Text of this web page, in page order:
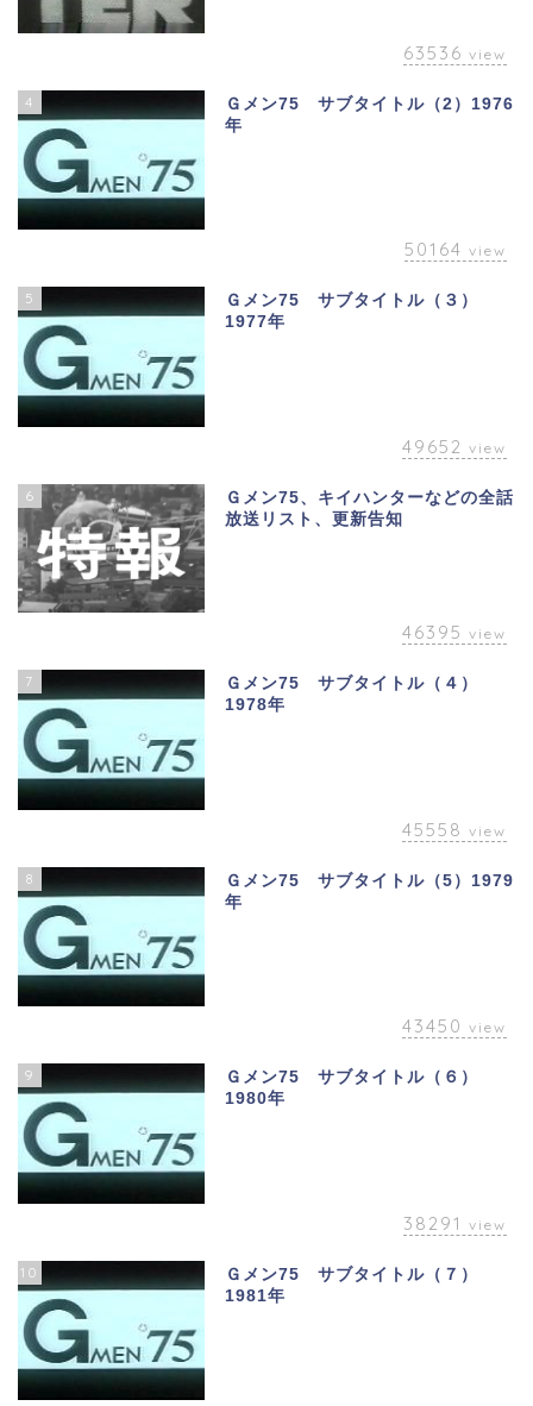
63536 view
4
Ｇメン75 サブタイトル（2）1976
年
50164 view
5
Ｇメン75 サブタイトル（３）
1977年
49652 view
6
Ｇメン75、キイハンターなどの全話
放送リスト、更新告知
46395 view
7
Ｇメン75 サブタイトル（４）
1978年
45558 view
8
Ｇメン75 サブタイトル（5）1979
年
43450 view
9
Ｇメン75 サブタイトル（６）
1980年
38291 view
10
Ｇメン75 サブタイトル（７）
1981年